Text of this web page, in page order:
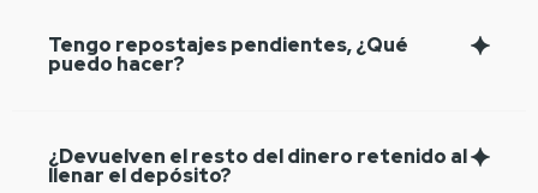
Tengo repostajes pendientes, ¿Qué
puedo hacer?
¿Devuelven el resto del dinero retenido al
llenar el depósito?